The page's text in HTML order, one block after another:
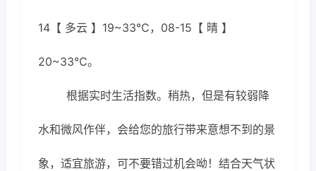
14【 多云 】19~33℃，08-15【 晴 】
20~33℃。
根据实时生活指数。稍热，但是有较弱降
水和微风作伴，会给您的旅行带来意想不到的景
象，适宜旅游，可不要错过机会呦！结合天气状